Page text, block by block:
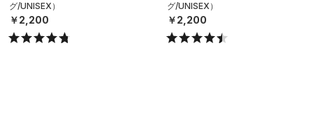
グ/UNISEX）
￥2,200
グ/UNISEX）
￥2,200